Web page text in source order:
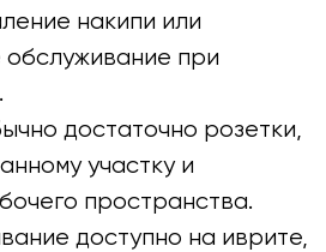
накипи или
при
достаточно розетки,
участку и
пространства.
доступно на иврите,